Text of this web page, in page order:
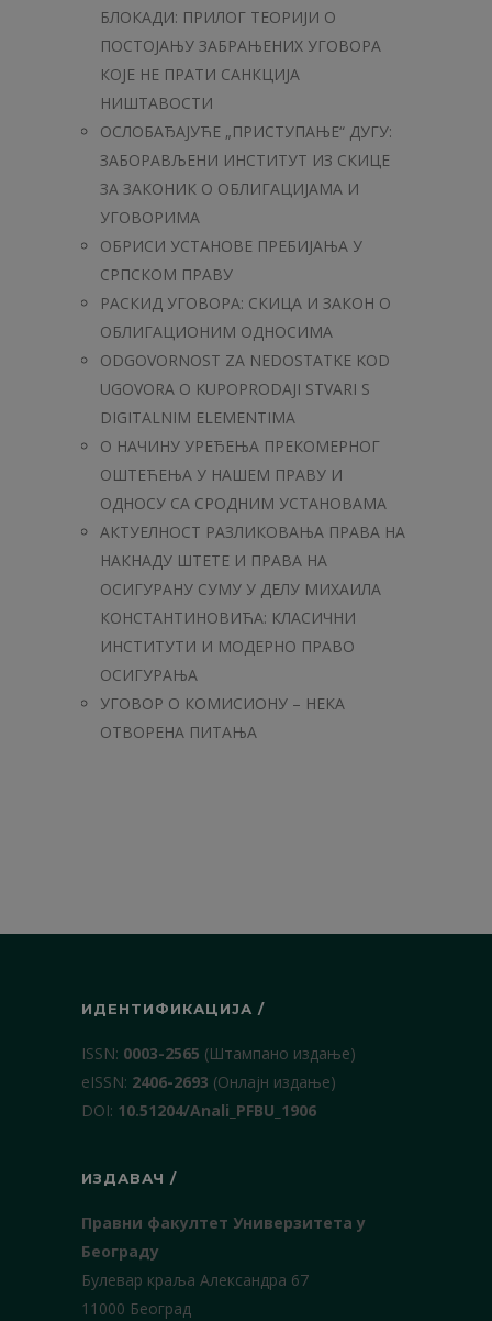
БЛОКАДИ: ПРИЛОГ ТЕОРИЈИ О
ПОСТОЈАЊУ ЗАБРАЊЕНИХ УГОВОРА
КОЈЕ НЕ ПРАТИ САНКЦИЈА
НИШТАВОСТИ
OСЛОБАЂАЈУЋЕ „ПРИСТУПАЊЕ“ ДУГУ:
ЗАБОРАВЉЕНИ ИНСТИТУТ ИЗ СКИЦЕ
ЗА ЗАКОНИК О ОБЛИГАЦИЈАМА И
УГОВОРИМА
ОБРИСИ УСТАНОВЕ ПРЕБИЈАЊА У
СРПСКОМ ПРАВУ
РАСКИД УГОВОРА: СКИЦА И ЗАКОН О
ОБЛИГАЦИОНИМ ОДНОСИМА
ODGOVORNOST ZA NEDOSTATKE KOD
UGOVORA O KUPOPRODAJI STVARI S
DIGITALNIM ELEMENTIMA
О НАЧИНУ УРЕЂЕЊА ПРЕКОМЕРНОГ
ОШТЕЋЕЊА У НАШЕМ ПРАВУ И
ОДНОСУ СА СРОДНИМ УСТАНОВАМА
АКТУЕЛНОСТ РАЗЛИКОВАЊА ПРАВА НА
НАКНАДУ ШТЕТЕ И ПРАВА НА
ОСИГУРАНУ СУМУ У ДЕЛУ МИХАИЛА
КОНСТАНТИНОВИЋА: КЛАСИЧНИ
ИНСТИТУТИ И МОДЕРНО ПРАВО
ОСИГУРАЊА
УГОВОР О КОМИСИОНУ – НЕКА
ОТВОРЕНА ПИТАЊА
ИДЕНТИФИКАЦИЈА /
ISSN: 0003-2565 (Штампано издање)
еISSN: 2406-2693 (Онлајн издање)
DOI: 10.51204/Anali_PFBU_1906
ИЗДАВАЧ /
Правни факултет Универзитета у
Београду
Булевар краља Александра 67
11000 Београд